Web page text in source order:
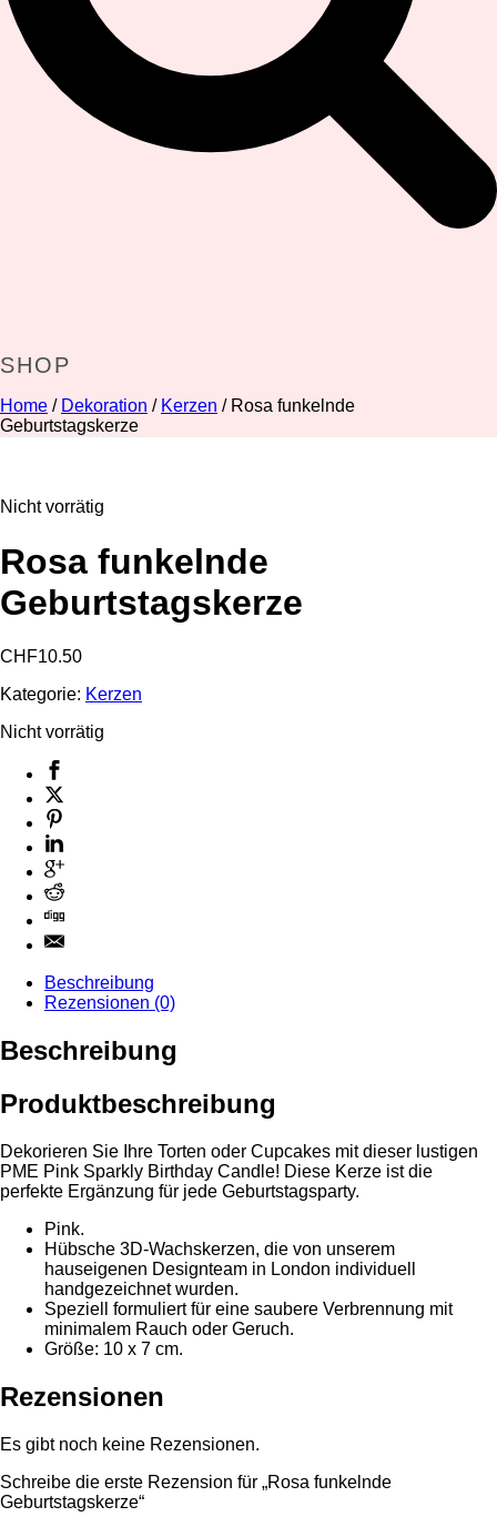
SHOP
Home / Dekoration / Kerzen / Rosa funkelnde
Geburtstagskerze
Nicht vorrätig
Rosa funkelnde
Geburtstagskerze
CHF10.50
Kategorie: Kerzen
Nicht vorrätig
Beschreibung
Rezensionen (0)
Beschreibung
Produktbeschreibung
Dekorieren Sie Ihre Torten oder Cupcakes mit dieser lustigen
PME Pink Sparkly Birthday Candle! Diese Kerze ist die
perfekte Ergänzung für jede Geburtstagsparty.
Pink.
Hübsche 3D-Wachskerzen, die von unserem
hauseigenen Designteam in London individuell
handgezeichnet wurden.
Speziell formuliert für eine saubere Verbrennung mit
minimalem Rauch oder Geruch.
Größe: 10 x 7 cm.
Rezensionen
Es gibt noch keine Rezensionen.
Schreibe die erste Rezension für „Rosa funkelnde
Geburtstagskerze“